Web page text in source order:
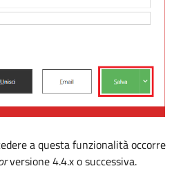
a questa funzionalità occorre
versione 4.4.x o successiva.